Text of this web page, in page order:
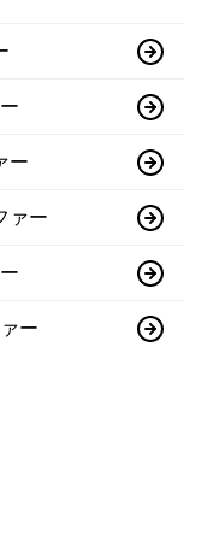
ー
ァー
ー